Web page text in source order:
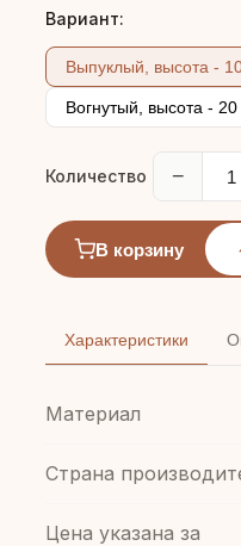
Вариант:
Выпуклый, высота -
Вогнутый, высота -
Количество −
В корзину
Характеристики
Материал
Страна
Цена указана за